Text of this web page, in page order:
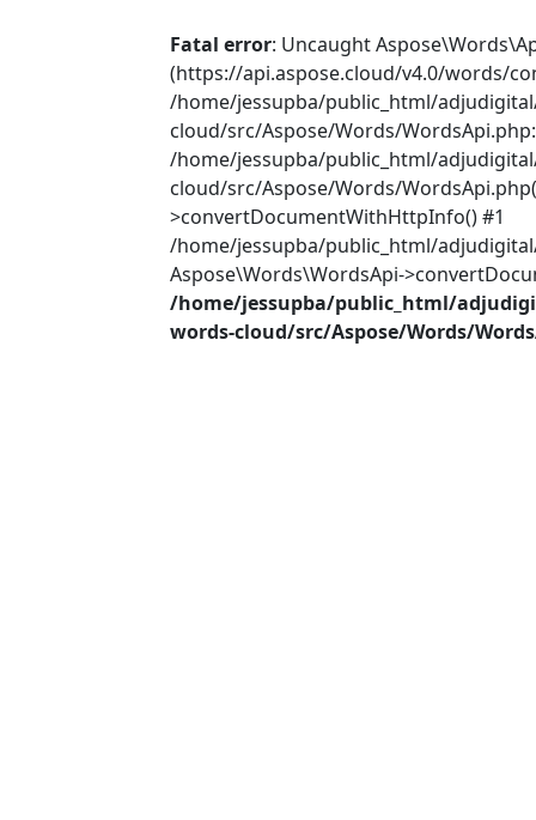
Fatal error: Uncaught
(https://api.aspose.cloud/v4.0/words/
/home/jessupba/public_html/
cloud/src/Aspose/Words/
/home/jessupba/public_html/
cloud/src/Aspose/Words/
>convertDocumentWithHttpInfo() #1
/home/jessupba/public_html/
Aspose\Words\WordsApi-
/home/jessupba/public_html/
words-cloud/src/Aspose/Words/